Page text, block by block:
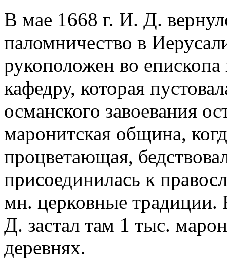
В мае 1668 г. И. Д.
паломничество в
рукоположен во
кафедру, которая
османского завоевания
маронитская община,
процветающая,
присоединилась к
мн. церковные
Д. застал там 1 тыс.
деревнях.